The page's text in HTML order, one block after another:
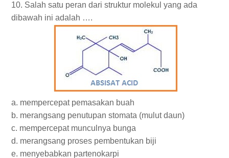
10. Salah satu peran dari struktur molekul yang ada
dibawah ini adalah ….
a. mempercepat pemasakan buah
b. merangsang penutupan stomata (mulut daun)
c. mempercepat munculnya bunga
d. merangsang proses pembentukan biji
e. menyebabkan partenokarpi